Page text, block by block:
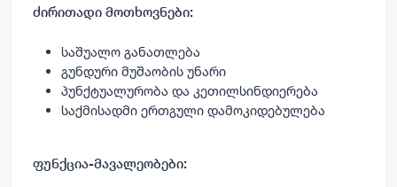
ძირითადი მოთხოვნები:
საშუალო განათლება
გუნდური მუშაობის უნარი
პუნქტუალურობა და კეთილსინდიერება
საქმისადმი ერთგული დამოკიდებულება
ფუნქცია-მავალეობები: